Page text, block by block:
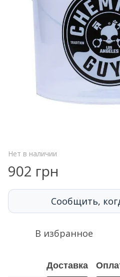
Нет в наличии
902 грн
Сообщить,
В избранное
Доставка